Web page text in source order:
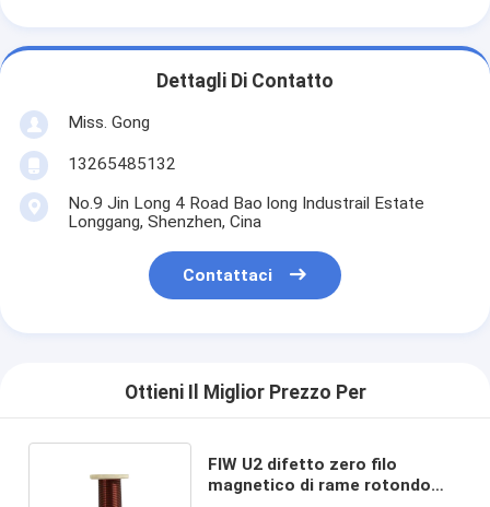
Casa.
Prodotti
Spettacolo VR
Dettagli Di Contatto
Miss. Gong
13265485132
No.9 Jin Long 4 Road Bao long Industrail Estate
Longgang, Shenzhen, Cina
Contattaci
Ottieni Il Miglior Prezzo Per
FIW U2 difetto zero filo
magnetico di rame rotondo